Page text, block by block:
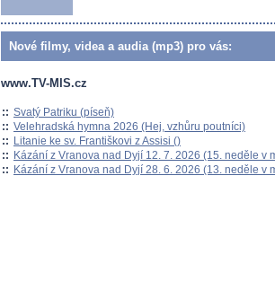
Nové filmy, videa a audia (mp3) pro vás:
www.TV-MIS.cz
:: Svatý Patriku (píseň)
:: Velehradská hymna 2026 (Hej, vzhůru poutníci)
:: Litanie ke sv. Františkovi z Assisi ()
:: Kázání z Vranova nad Dyjí 12. 7. 2026 (15. neděle v
:: Kázání z Vranova nad Dyjí 28. 6. 2026 (13. neděle v